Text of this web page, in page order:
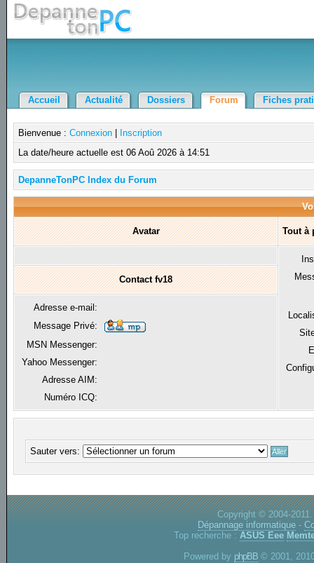
Accueil Actualité Dossiers Forum Fiches
Bienvenue :Connexion
Inscription
La date/heure actuelle est 06 Aoû 2026 à 14:51
DepanneTonPC Index du Forum
Avatar Tout à
Contact fv18
Adresse e-mail:
Message Privé:
MSN Messenger:
Yahoo Messenger:
Adresse AIM:
Numéro ICQ:
Sauter vers:
Copyright © 2004-
Dépannage informatique -
Top recherche : ASUS Eee
Powered by phpBB © 2001,